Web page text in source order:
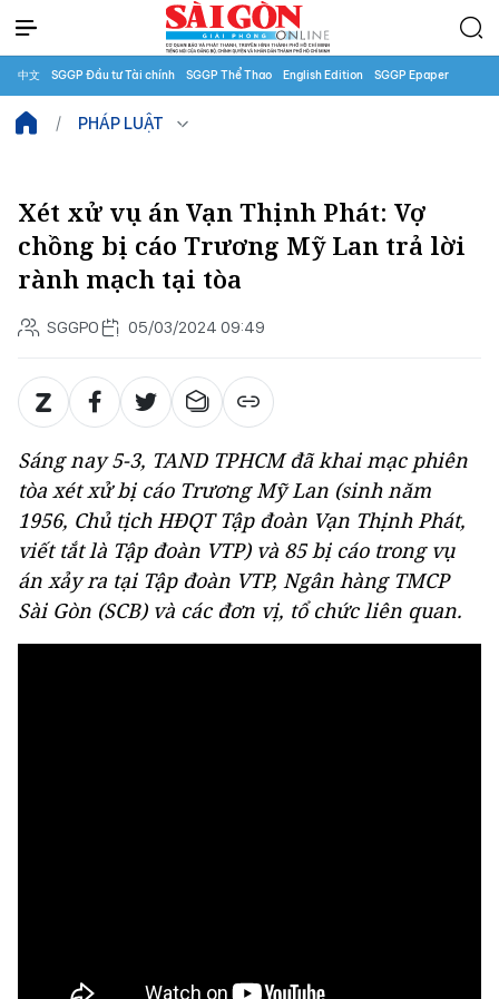
中文 SGGP Đầu tư Tài chính SGGP Thể Thao English Edition SGGP Epaper
PHÁP LUẬT
Xét xử vụ án Vạn Thịnh Phát: Vợ
chồng bị cáo Trương Mỹ Lan trả lời
rành mạch tại tòa
SGGPO 05/03/2024 09:49
Sáng nay 5-3, TAND TPHCM đã khai mạc phiên
tòa xét xử bị cáo Trương Mỹ Lan (sinh năm
1956, Chủ tịch HĐQT Tập đoàn Vạn Thịnh Phát,
viết tắt là Tập đoàn VTP) và 85 bị cáo trong vụ
án xảy ra tại Tập đoàn VTP, Ngân hàng TMCP
Sài Gòn (SCB) và các đơn vị, tổ chức liên quan.